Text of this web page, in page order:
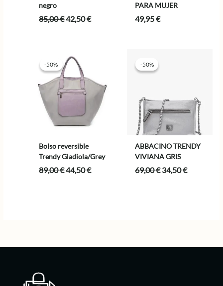
negro
85,00€El
85,00 €.
42,50€El
PARA MUJER
49,95€
-50%
-50%
Bolso reversible
Trendy Gladiola/Grey
89,00€El
44,50€El
-50%
-50%
ABBACINO TRENDY
VIVIANA GRIS
69,00€ El
34,50€El